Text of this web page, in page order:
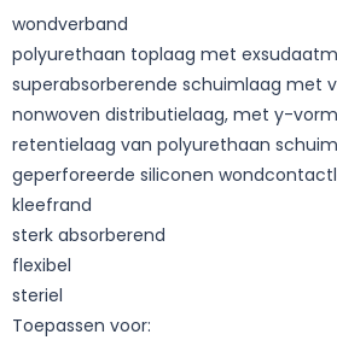
wondverband
polyurethaan toplaag met
superabsorberende schuimlaag met
nonwoven distributielaag, met y-
retentielaag van polyurethaan
geperforeerde siliconen
kleefrand
sterk absorberend
flexibel
steriel
Toepassen voor: